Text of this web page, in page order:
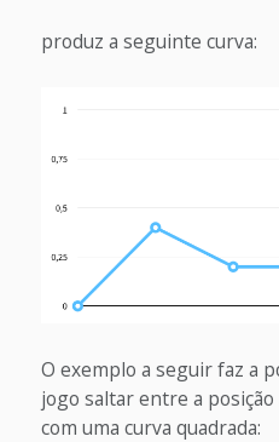
produz a seguinte curva:
O exemplo a seguir faz a
jogo saltar entre a
com uma curva quadrada: